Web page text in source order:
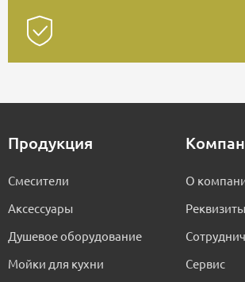
Продукция
Смесители
Аксессуары
Душевое оборудование
Мойки для кухни
О
Реквизиты
Сервис